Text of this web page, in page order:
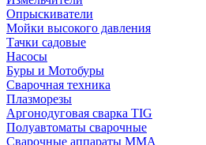
Опрыскиватели
Мойки высокого давления
Тачки садовые
Насосы
Буры и Мотобуры
Сварочная техника
Плазморезы
Аргонодуговая сварка TIG
Полуавтоматы сварочные
Сварочные аппараты ММА